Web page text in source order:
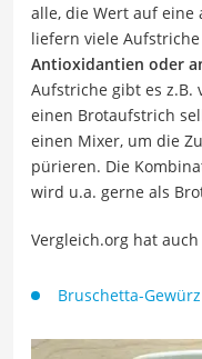
alle, die Wert auf eine
liefern viele Aufstriche
Antioxidantien oder
Aufstriche gibt es z.B.
einen Brotaufstrich
einen Mixer, um die
pürieren. Die
wird u.a. gerne als
Vergleich.org hat
Bruschetta-Gewürz